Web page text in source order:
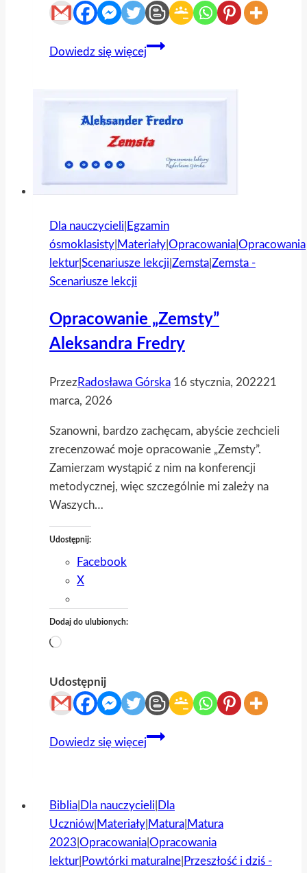
Dowiedz się więcej
037
Refleksje
w
Księdze
Koheleta
Dla nauczycieli Egzamin
ósmoklasisty Materiały Opracowania Opracowania
lektur Scenariusze lekcji Zemsta Zemsta -
Scenariusze lekcji
Opracowanie „Zemsty”
Aleksandra Fredry
PrzezRadosława Górska 16 stycznia, 202221
marca, 2026
Szanowni, bardzo zachęcam, abyście zechcieli
zrecenzować moje opracowanie „Zemsty”.
Zamierzam wystąpić z nim na konferencji
metodycznej, więc szczególnie mi zależy na
Waszych…
Udostępnij:
Facebook
X
Dodaj do ulubionych:
Wczytywanie…
Udostępnij
Dowiedz się więcej
Opracowanie
Biblia Dla nauczycieli Dla
Uczniów Materiały Matura Matura
2023 Opracowania Opracowania
lektur Powtórki maturalne Przeszłość i dziś -